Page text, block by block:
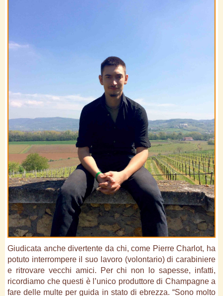
Giudicata anche divertente da chi, come Pierre Charlot, ha
potuto interrompere il suo lavoro (volontario) di carabiniere
e ritrovare vecchi amici. Per chi non lo sapesse, infatti,
ricordiamo che questi è l’unico produttore di Champagne a
fare delle multe per guida in stato di ebrezza. “Sono molto